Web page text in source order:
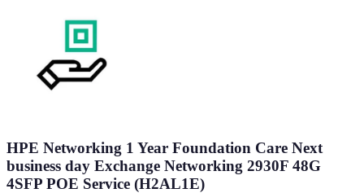
HPE Networking 1 Year Foundation Care Next
business day Exchange Networking 2930F 48G
4SFP POE Service (H2AL1E)